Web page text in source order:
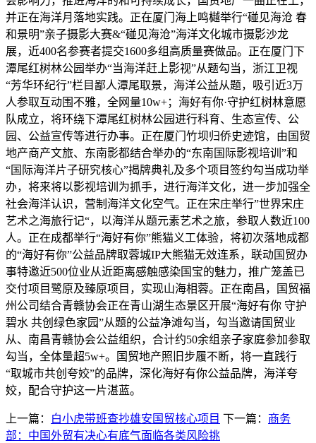
并正在海洋月落地实践。正在厦门海上鸣樾举行“碰见海沧 春
和景明”亲子摄影大赛&“碰见海沧”海洋文化城市摄影沙龙
展，近400名参赛者提交1600多组高质量赛做品。正在厦门下
潭尾红树林公园举办“当海洋赶上影视”从题勾当，浙江卫视
“芳华环纪行”栏目鄙人潭尾取景，海洋公益从题，吸引近3万
人参取互动围不雅，全网量10w+；海好有你·守护红树林意愿
队成立，将环绕下潭尾红树林公园进行科育、生态宣传、公
园、公益宣传等进行办事。正在厦门竹坝归侨史迹馆，由国贸
地产商产文旅、东南影都结合举办的“东南国际影视培训”和
“国际海洋片子研究核心”揭牌典礼及多个项目签约勾当成功举
办，将来将以影视培训为抓手，进行海洋文化，进一步加强全
社会海洋认识，营制海洋文化空气。正在宋庄举行”世界宋庄
艺术之海旅行记“，以海洋从题元素艺术之旅，参取人数近100
人。正在成都举行“海好有你”熊猫义工体验，将初次落地成都
的“海好有你”公益品牌取蓉城IP大熊猫无效连系，联动国贸办
事特邀近500位业从近距离感触感染国宝的魅力，推广笼盖已
交付项目鹭原及臻原项目，实现山海相蓉。正在南昌，国贸福
州公司结合青赣协会正在青山湖生态景区开展“海好有你 守护
碧水 共创绿色家园”从题的公益净滩勾当，勾当邀请国贸业
从、南昌青赣协会公益组织，合计约50余组亲子家庭参加参取
勾当，全体量超5w+。国贸地产照旧步履不断，将一直践行
“取城市共创夸姣”的品牌，深化海好有你公益品牌，海洋夸
姣，配合守护这一片湛蓝。
上一篇： 白小虎带班查抄雄安国贸核心项目 下一篇： 商务
部：中国外贸有决心有底气面临各类风险挑